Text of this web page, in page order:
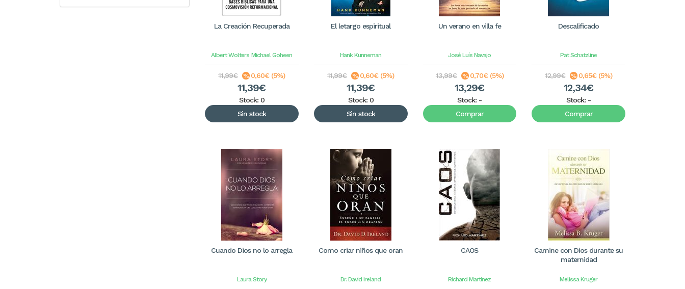
La Creación Recuperada
Albert Wolters Michael Goheen
11,99€ 0,60€ (5%)
11,39€
Stock: 0
Sin stock
El letargo espiritual
Hank Kunneman
11,99€ 0,60€ (5%)
11,39€
Stock: 0
Sin stock
Un verano en villa fe
José Luís Navajo
13,99€ 0,70€ (5%)
13,29€
Stock: -
Comprar
Descalificado
Pat Schatzline
12,99€ 0,65€ (5%)
12,34€
Stock: -
Comprar
Cuando Dios no lo arregla
Laura Story
Como criar niños que oran
Dr. David Ireland
CAOS
Richard Martínez
Camine con Dios durante su
maternidad
Melissa Kruger